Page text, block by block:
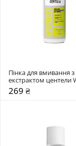
Пінка для вмивання з
екстрактом центели
150 мл
269 ₴